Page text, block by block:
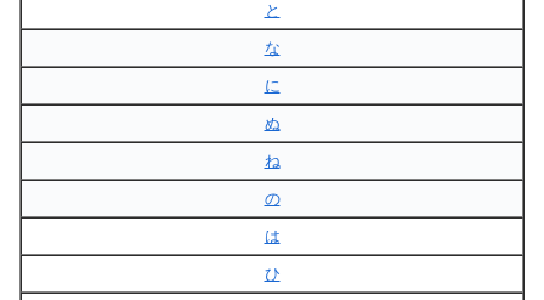
と
な
に
ぬ
ね
の
は
ひ